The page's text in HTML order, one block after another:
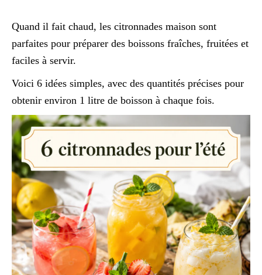
Quand il fait chaud, les citronnades maison sont
parfaites pour préparer des boissons fraîches, fruitées et
faciles à servir.
Voici 6 idées simples, avec des quantités précises pour
obtenir environ 1 litre de boisson à chaque fois.